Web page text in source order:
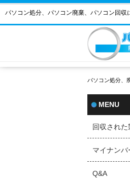
パソコン処分、パソコン廃棄、パソコン回
パソコン処分、
MENU
回収され
マイナンバ
Q&A